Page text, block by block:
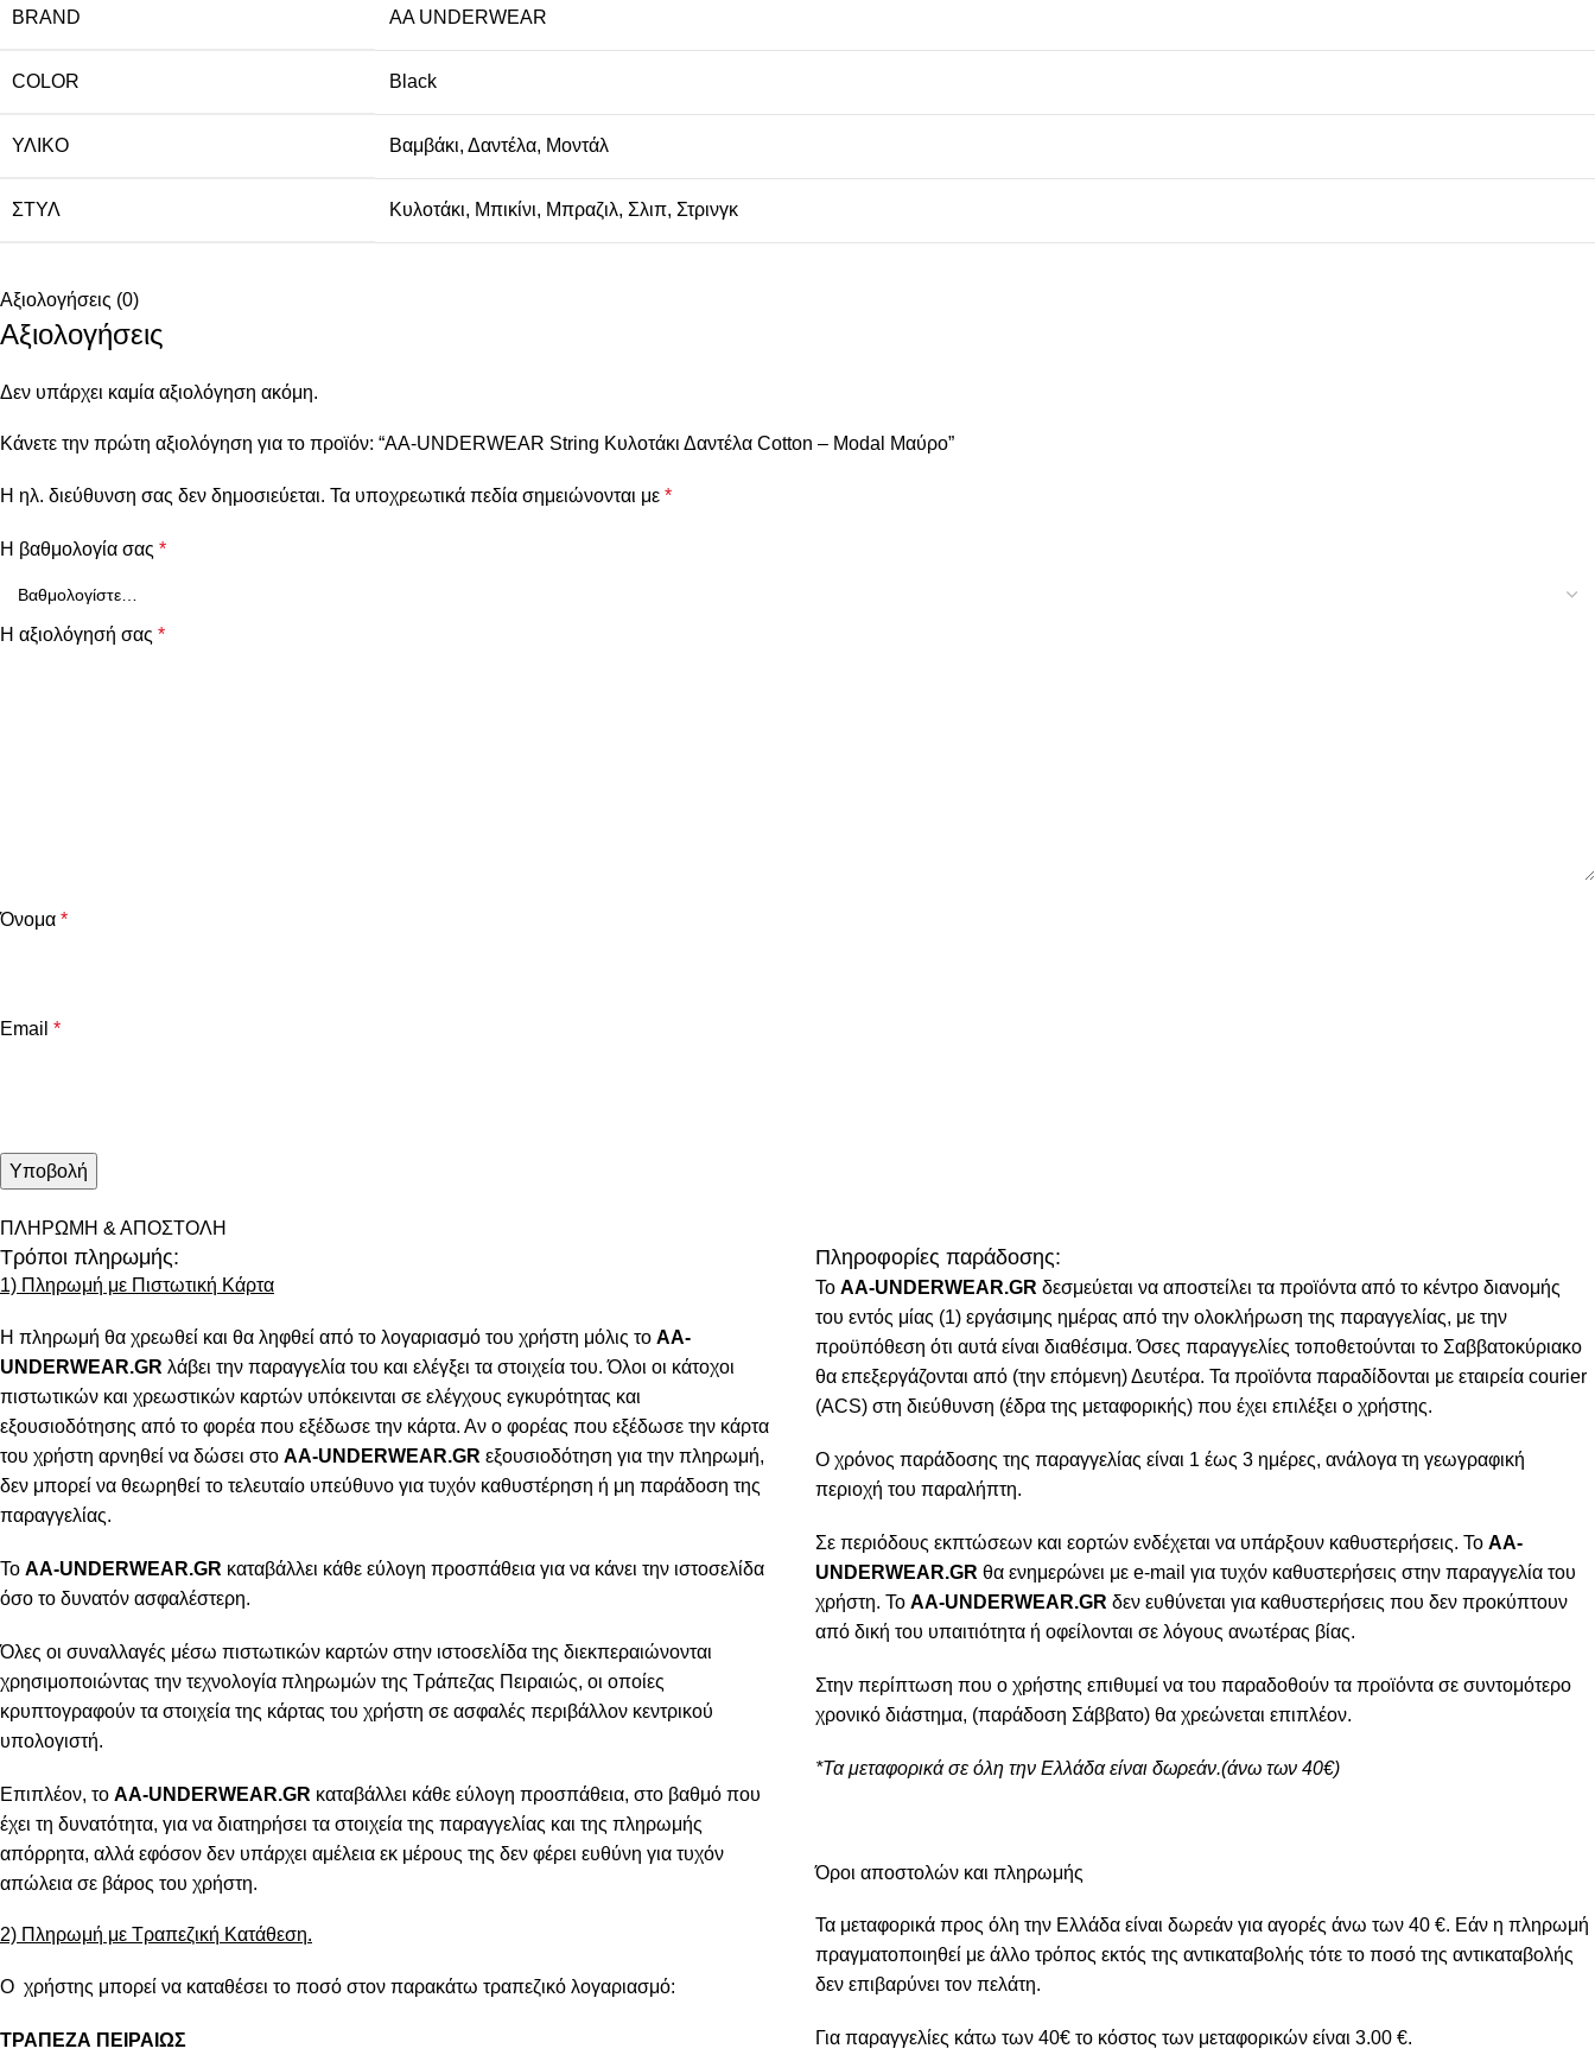
BRAND AA UNDERWEAR
COLOR Black
ΥΛΙΚΌ Βαμβάκι, Δαντέλα, Μοντάλ
ΣΤΥΛ Κυλοτάκι, Μπικίνι, Μπραζιλ, Σλιπ, Στρινγκ
Αξιολογήσεις (0)
Αξιολογήσεις
Δεν υπάρχει καμία αξιολόγηση ακόμη.
Κάνετε την πρώτη αξιολόγηση για το προϊόν: “AA-UNDERWEAR String Κυλοτάκι Δαντέλα Cotton – Modal Μαύρο”
Η ηλ. διεύθυνση σας δεν δημοσιεύεται. Τα υποχρεωτικά πεδία σημειώνονται με *
Η βαθμολογία σας *
Η αξιολόγησή σας *
Όνομα *
Email *
ΠΛΗΡΩΜΗ & ΑΠΟΣΤΟΛΗ
Τρόποι πληρωμής:
1) Πληρωμή με Πιστωτική Κάρτα
Η πληρωμή θα χρεωθεί και θα ληφθεί από το λογαριασμό του χρήστη μόλις το AA-
UNDERWEAR.GR λάβει την παραγγελία του και ελέγξει τα στοιχεία του. Όλοι οι κάτοχοι
πιστωτικών και χρεωστικών καρτών υπόκεινται σε ελέγχους εγκυρότητας και
εξουσιοδότησης από το φορέα που εξέδωσε την κάρτα. Αν ο φορέας που εξέδωσε την κάρτα
του χρήστη αρνηθεί να δώσει στο AA-UNDERWEAR.GR εξουσιοδότηση για την πληρωμή,
δεν μπορεί να θεωρηθεί το τελευταίο υπεύθυνο για τυχόν καθυστέρηση ή μη παράδοση της
παραγγελίας.
Το AA-UNDERWEAR.GR καταβάλλει κάθε εύλογη προσπάθεια για να κάνει την ιστοσελίδα
όσο το δυνατόν ασφαλέστερη.
Όλες οι συναλλαγές μέσω πιστωτικών καρτών στην ιστοσελίδα της διεκπεραιώνονται
χρησιμοποιώντας την τεχνολογία πληρωμών της Τράπεζας Πειραιώς, οι οποίες
κρυπτογραφούν τα στοιχεία της κάρτας του χρήστη σε ασφαλές περιβάλλον κεντρικού
υπολογιστή.
Επιπλέον, το AA-UNDERWEAR.GR καταβάλλει κάθε εύλογη προσπάθεια, στο βαθμό που
έχει τη δυνατότητα, για να διατηρήσει τα στοιχεία της παραγγελίας και της πληρωμής
απόρρητα, αλλά εφόσον δεν υπάρχει αμέλεια εκ μέρους της δεν φέρει ευθύνη για τυχόν
απώλεια σε βάρος του χρήστη.
2) Πληρωμή με Τραπεζική Κατάθεση.
Ο χρήστης μπορεί να καταθέσει το ποσό στον παρακάτω τραπεζικό λογαριασμό:
ΤΡΑΠΕΖΑ ΠΕΙΡΑΙΩΣ
Πληροφορίες παράδοσης:
To AA-UNDERWEAR.GR δεσμεύεται να αποστείλει τα προϊόντα από το κέντρο διανομής
του εντός μίας (1) εργάσιμης ημέρας από την ολοκλήρωση της παραγγελίας, με την
προϋπόθεση ότι αυτά είναι διαθέσιμα. Όσες παραγγελίες τοποθετούνται το Σαββατοκύριακο
θα επεξεργάζονται από (την επόμενη) Δευτέρα. Τα προϊόντα παραδίδονται με εταιρεία courier
(ACS) στη διεύθυνση (έδρα της μεταφορικής) που έχει επιλέξει ο χρήστης.
Ο χρόνος παράδοσης της παραγγελίας είναι 1 έως 3 ημέρες, ανάλογα τη γεωγραφική
περιοχή του παραλήπτη.
Σε περιόδους εκπτώσεων και εορτών ενδέχεται να υπάρξουν καθυστερήσεις. Το AA-
UNDERWEAR.GR θα ενημερώνει με e-mail για τυχόν καθυστερήσεις στην παραγγελία του
χρήστη. Το AA-UNDERWEAR.GR δεν ευθύνεται για καθυστερήσεις που δεν προκύπτουν
από δική του υπαιτιότητα ή οφείλονται σε λόγους ανωτέρας βίας.
Στην περίπτωση που ο χρήστης επιθυμεί να του παραδοθούν τα προϊόντα σε συντομότερο
χρονικό διάστημα, (παράδοση Σάββατο) θα χρεώνεται επιπλέον.
*Τα μεταφορικά σε όλη την Ελλάδα είναι δωρεάν.(άνω των 40€)
Όροι αποστολών και πληρωμής
Τα μεταφορικά προς όλη την Ελλάδα είναι δωρεάν για αγορές άνω των 40 €. Εάν η πληρωμή
πραγματοποιηθεί με άλλο τρόπος εκτός της αντικαταβολής τότε το ποσό της αντικαταβολής
δεν επιβαρύνει τον πελάτη.
Για παραγγελίες κάτω των 40€ το κόστος των μεταφορικών είναι 3.00 €.